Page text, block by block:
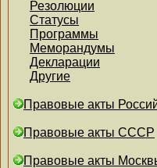
Резолюции
Статусы
Программы
Меморандумы
Декларации
Другие
Правовые акты
Правовые акты СССР
Правовые акты